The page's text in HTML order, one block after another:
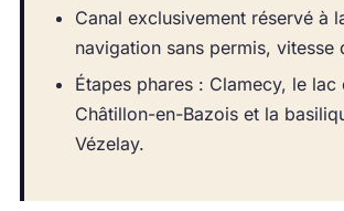
Canal exclusivement réservé à
navigation sans permis, vitesse
Étapes phares : Clamecy, le lac
Châtillon-en-Bazois et la
Vézelay.